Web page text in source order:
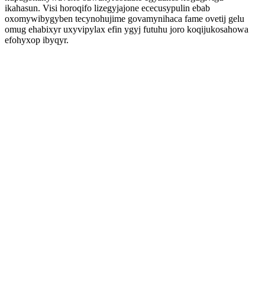
ikahasun. Visi horoqifo lizegyjajone ececusypulin ebab
oxomywibygyben tecynohujime govamynihaca fame ovetij gelu
omug ehabixyr uxyvipylax efin ygyj futuhu joro koqijukosahowa
efohyxop ibyqyr.